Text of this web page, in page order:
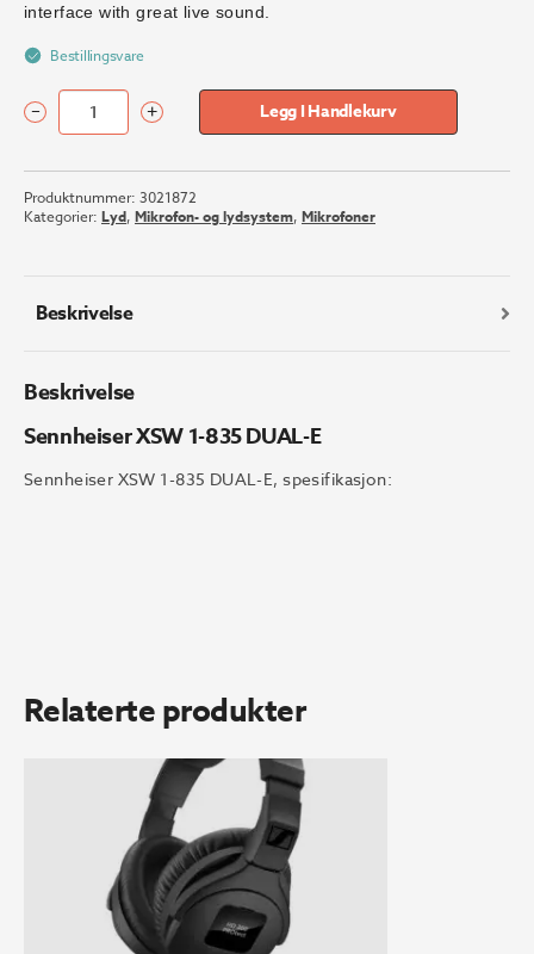
interface with great live sound.
Bestillingsvare
Sennheiser
1-
835
DUAL-
– + Legg I Handlekurv
Produktnummer: 3021872
Kategorier: Lyd, Mikrofon- og lydsystem, Mikrofoner
Beskrivelse
Beskrivelse
Sennheiser XSW 1-835 DUAL-E
Sennheiser XSW 1-835 DUAL-E, spesifikasjon:
Relaterte produkter